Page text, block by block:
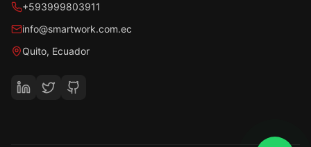
+593999803911
info@smartwork.com.ec
Quito, Ecuador